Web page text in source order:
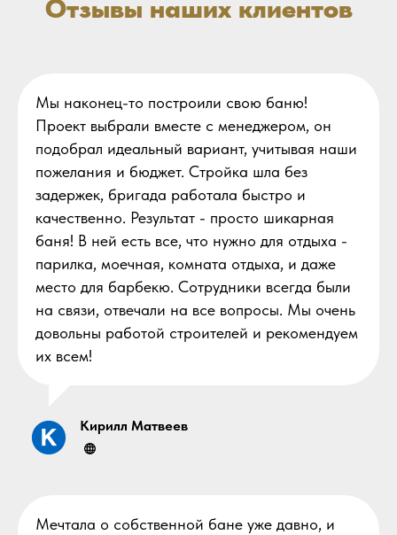
Отзывы наших клиентов
Мы наконец-то построили свою баню!
Проект выбрали вместе с менеджером, он
подобрал идеальный вариант, учитывая наши
пожелания и бюджет. Стройка шла без
задержек, бригада работала быстро и
качественно. Результат - просто шикарная
баня! В ней есть все, что нужно для отдыха -
парилка, моечная, комната отдыха, и даже
место для барбекю. Сотрудники всегда были
на связи, отвечали на все вопросы. Мы очень
довольны работой строителей и рекомендуем
их всем!
Кирилл Матвеев
Мечтала о собственной бане уже давно, и